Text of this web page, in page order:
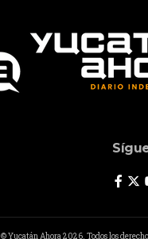
© Yucatán Ahora 2026. Todos los